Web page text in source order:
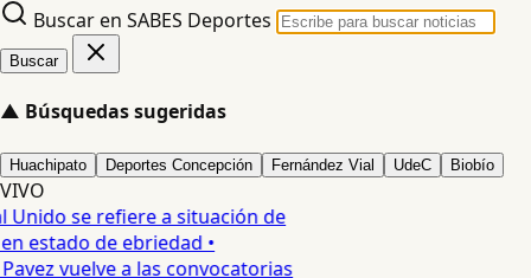
Buscar en SABES Deportes
Buscar
▲ Búsquedas sugeridas
Huachipato Deportes Concepción Fernández Vial UdeC Biobío
VIVO
Unido se refiere a situación de
estado de ebriedad •
vuelve a las convocatorias